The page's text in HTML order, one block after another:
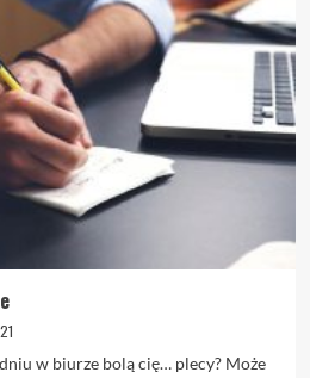
w biurze bolą cię… plecy? Może